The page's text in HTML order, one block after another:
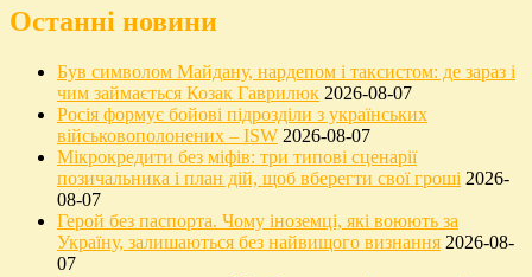
Останні новини
Був символом Майдану, нардепом і таксистом: де зараз і
чим займається Козак Гаврилюк 2026-08-07
Росія формує бойові підрозділи з українських
військовополонених – ISW 2026-08-07
Мікрокредити без міфів: три типові сценарії
позичальника і план дій, щоб вберегти свої гроші 2026-
08-07
Герой без паспорта. Чому іноземці, які воюють за
Україну, залишаються без найвищого визнання 2026-08-
07